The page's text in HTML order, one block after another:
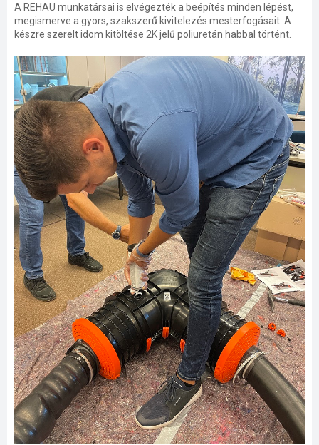
A REHAU munkatársai is elvégezték a beépítés minden lépést,
megismerve a gyors, szakszerű kivitelezés mesterfogásait. A
készre szerelt idom kitöltése 2K jelű poliuretán habbal történt.